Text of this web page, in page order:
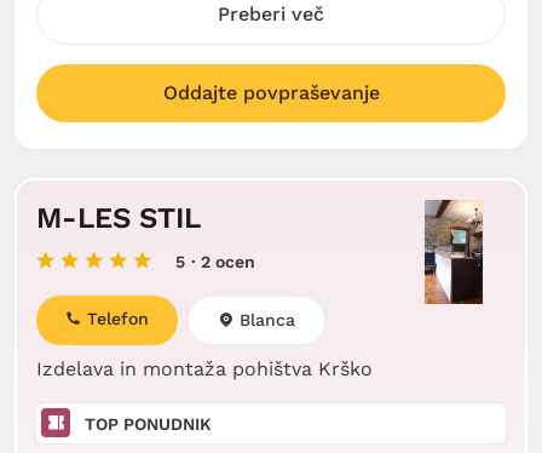
Preberi več
Oddajte povpraševanje
M-LES STIL
5 · 2 ocen
Izdelava in montaža pohištva Krško
Telefon Blanca
TOP PONUDNIK